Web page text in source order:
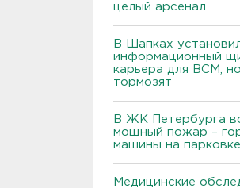
целый арсенал
В Шапках
информационный
карьера для ВСМ,
тормозят
В ЖК Петербурга
мощный пожар –
машины на парковке
Медицинские